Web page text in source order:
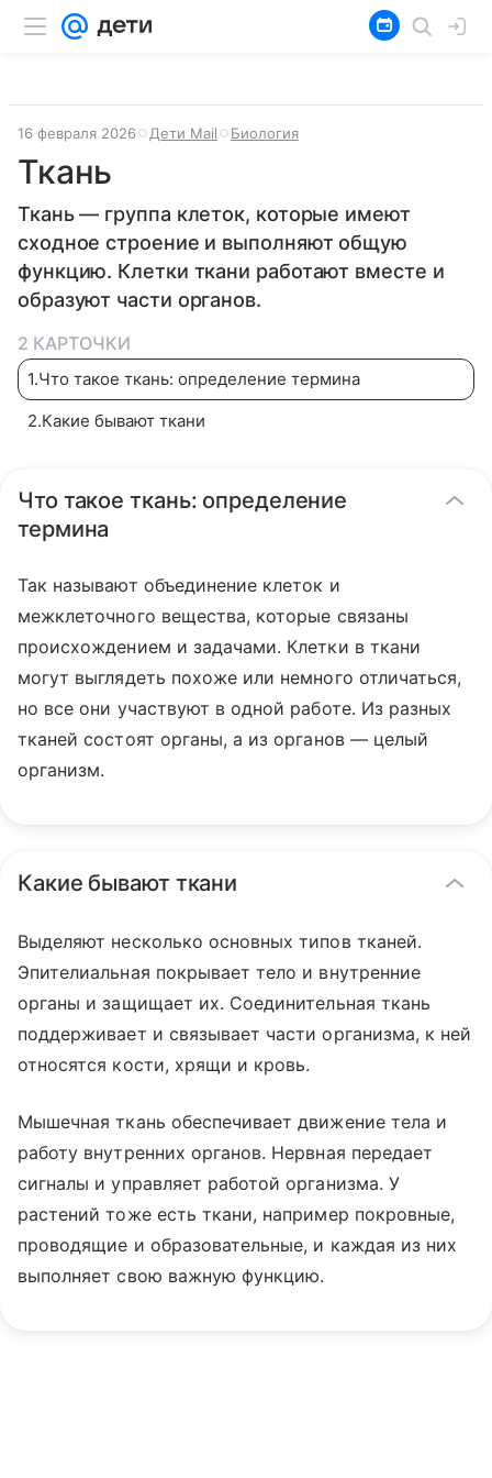
16 февраля 2026 Дети Mail Биология
Ткань
Ткань — группа клеток, которые имеют
сходное строение и выполняют общую
функцию. Клетки ткани работают вместе и
образуют части органов.
2 КАРТОЧКИ
1.Что такое ткань: определение термина
2.Какие бывают ткани
Что такое ткань: определение
термина
Так называют объединение клеток и
межклеточного вещества, которые связаны
происхождением и задачами. Клетки в ткани
могут выглядеть похоже или немного отличаться,
но все они участвуют в одной работе. Из разных
тканей состоят органы, а из органов — целый
организм.
Какие бывают ткани
Выделяют несколько основных типов тканей.
Эпителиальная покрывает тело и внутренние
органы и защищает их. Соединительная ткань
поддерживает и связывает части организма, к ней
относятся кости, хрящи и кровь.
Мышечная ткань обеспечивает движение тела и
работу внутренних органов. Нервная передает
сигналы и управляет работой организма. У
растений тоже есть ткани, например покровные,
проводящие и образовательные, и каждая из них
выполняет свою важную функцию.